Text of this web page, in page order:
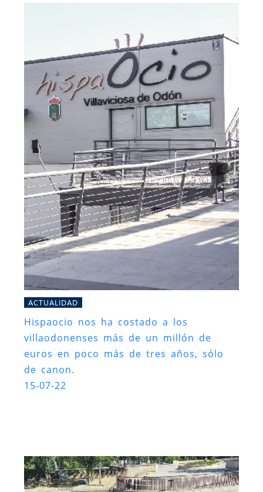
ACTUALIDAD
Hispaocio nos ha costado a los
villaodonenses más de un millón de
euros en poco más de tres años, sólo
de canon.
15-07-22